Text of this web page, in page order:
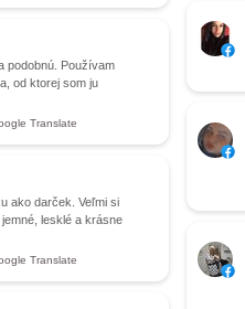
podobnú. Používam
od ktorej som ju
Translate
ako darček. Veľmi si
lesklé a krásne
Translate